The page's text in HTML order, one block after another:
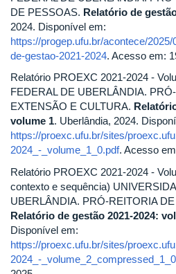
DE PESSOAS. Relatório de
2024. Disponível em:
https://progep.ufu.br/acontece/
de-gestao-2021-2024. Acesso em:
Relatório PROEXC 2021-2024 -
FEDERAL DE UBERLÂNDIA.
EXTENSÃO E CULTURA.
volume 1. Uberlândia, 2024.
https://proexc.ufu.br/sites/
2024_-_volume_1_0.pdf. Acesso
Relatório PROEXC 2021-2024 -
contexto e sequência)
UBERLÂNDIA. PRÓ-REITORIA
Relatório de gestão 2021-2024:
Disponível em:
https://proexc.ufu.br/sites/
2024_-